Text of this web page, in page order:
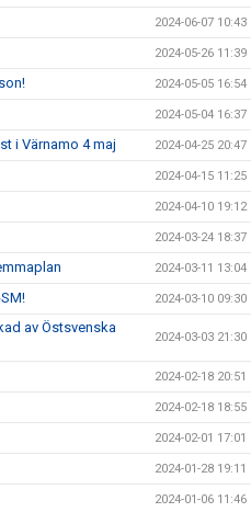
2024-06-07 10:43
2024-05-26 11:39
2024-05-05 16:54
2024-05-04 16:37
i Värnamo 4 maj 2024-04-25 20:47
2024-04-15 11:25
2024-04-10 19:12
2024-03-24 18:37
2024-03-11 13:04
2024-03-10 09:30
av Östsvenska
2024-03-03 21:30
2024-02-18 20:51
2024-02-18 18:55
2024-02-01 17:01
2024-01-28 19:11
2024-01-06 11:46